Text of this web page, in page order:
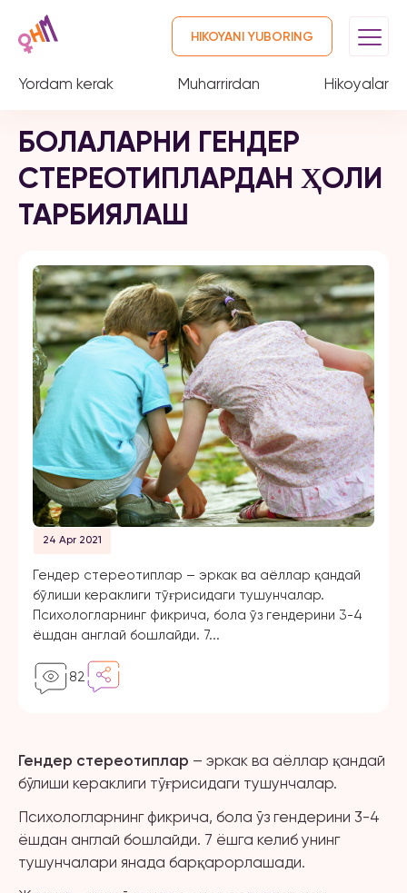
Yordam kerak Muharrirdan Hikoyalar
HIKOYANI YUBORING
БОЛАЛАРНИ ГЕНДЕР
СТЕРЕОТИПЛАРДАН ҲОЛИ
ТАРБИЯЛАШ
24 Apr 2021
Гендер стереотиплар – эркак ва аёллар қандай
бўлиши кераклиги тўғрисидаги тушунчалар.
Психологларнинг фикрича, бола ўз гендерини 3-4
ёшдан англай бошлайди. 7...
82
Гендер стереотиплар – эркак ва аёллар қандай
бўлиши кераклиги тўғрисидаги тушунчалар.
Психологларнинг фикрича, бола ўз гендерини 3-4
ёшдан англай бошлайди. 7 ёшга келиб унинг
тушунчалари янада барқарорлашади.